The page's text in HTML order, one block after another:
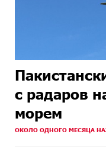
с радаров
морем
ОКОЛО ОДНОГО МЕСЯЦА